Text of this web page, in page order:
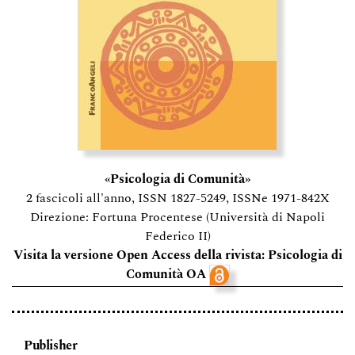
«Psicologia di Comunità»
2 fascicoli all'anno, ISSN 1827-5249, ISSNe 1971-842X
Direzione: Fortuna Procentese (Università di Napoli
Federico II)
Visita la versione Open Access della rivista: Psicologia di
Comunità OA
Publisher